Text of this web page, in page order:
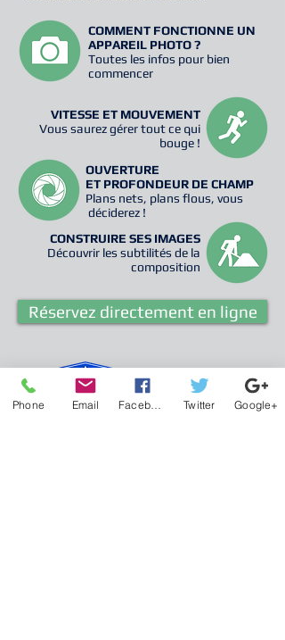
COMMENT FONCTIONNE UN
APPAREIL PHOTO ?
Toutes les infos pour bien
commencer
VITESSE ET MOUVEMENT
Vous saurez gérer tout ce qui
bouge !
OUVERTURE
ET PROFONDEUR DE CHAMP
Plans nets, plans flous, vous
déciderez !
CONSTRUIRE SES IMAGES
Découvrir les subtilités de la
composition
Réservez directement en ligne
Cliquez pour
en savoir plus !
Phone Email Twitter Google+